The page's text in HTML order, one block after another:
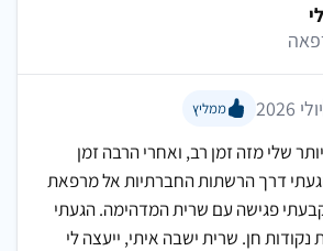
יולי 2026 ממליץ
שלי מזה זמן רב, ואחרי הרבה זמן
דרך הרשתות החברתיות אל מרפאת
פגישה עם שרית המדהימה. הגעתי
נקודות חן. שרית ישבה איתי, ייעצה לי